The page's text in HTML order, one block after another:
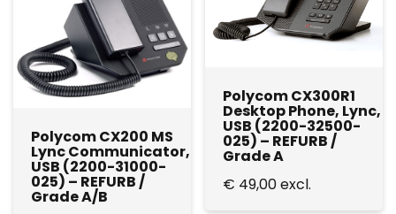
Polycom CX200 MS
Lync Communicator,
USB (2200-31000-
025) – REFURB /
Grade A/B
Polycom CX300R1
Desktop Phone, Lync,
USB (2200-32500-
025) – REFURB /
Grade A
€ 49,00excl.